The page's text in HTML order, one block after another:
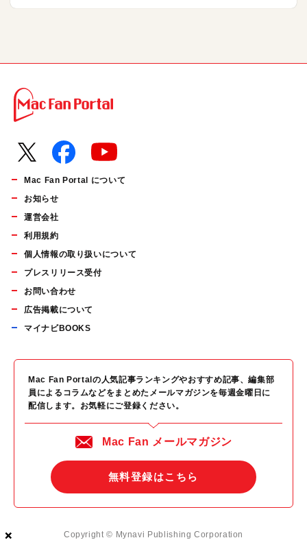
×
×
×
Mac Fan Portal について
お知らせ
運営会社
利用規約
個人情報の取り扱いについて
プレスリリース受付
お問い合わせ
広告掲載について
マイナビBOOKS
Mac Fan Portalの人気記事ランキングやおすすめ記事、編集部
員によるコラムなどをまとめたメールマガジンを毎週金曜日に
配信します。お気軽にご登録ください。
Mac Fan メールマガジン
無料登録はこちら
Copyright © Mynavi Publishing Corporation